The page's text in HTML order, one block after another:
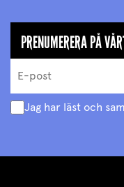
PRENUMERERA PÅ
Jag har läst och